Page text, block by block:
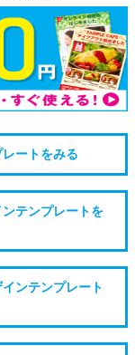
ートをみる
テンプレートを
ンテンプレート